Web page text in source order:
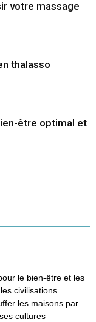
votre massage
thalasso
être optimal et
le bien-être et les
civilisations
les maisons par
cultures